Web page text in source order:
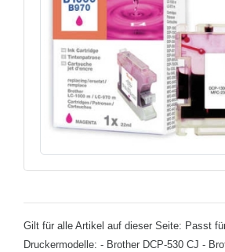
Gilt für alle Artikel auf dieser Seite: Passt
Druckermodelle: - Brother DCP-530 CJ -